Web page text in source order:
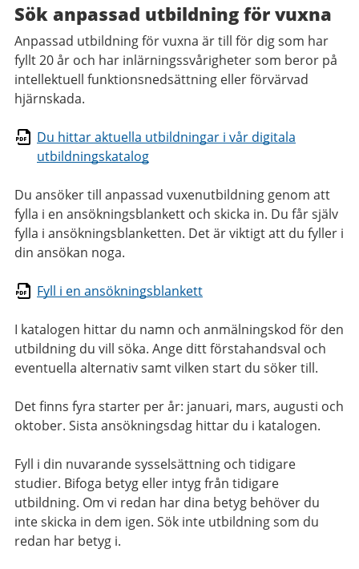
Sök anpassad utbildning för vuxna
Anpassad utbildning för vuxna är till för dig som har
fyllt 20 år och har inlärningssvårigheter som beror på
intellektuell funktionsnedsättning eller förvärvad
hjärnskada.
Du hittar aktuella utbildningar i vår digitala
utbildningskatalog
Du ansöker till anpassad vuxenutbildning genom att
fylla i en ansökningsblankett och skicka in. Du får själv
fylla i ansökningsblanketten. Det är viktigt att du fyller i
din ansökan noga.
Fyll i en ansökningsblankett
I katalogen hittar du namn och anmälningskod för den
utbildning du vill söka. Ange ditt förstahandsval och
eventuella alternativ samt vilken start du söker till.
Det finns fyra starter per år: januari, mars, augusti och
oktober. Sista ansökningsdag hittar du i katalogen.
Fyll i din nuvarande sysselsättning och tidigare
studier. Bifoga betyg eller intyg från tidigare
utbildning. Om vi redan har dina betyg behöver du
inte skicka in dem igen. Sök inte utbildning som du
redan har betyg i.